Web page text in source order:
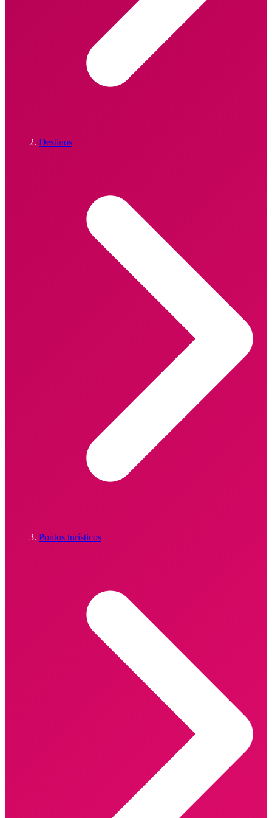
Destinos
Pontos turísticos